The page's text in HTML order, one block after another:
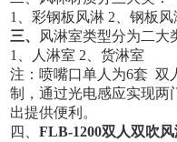
1、彩钢板风淋 2、钢板
三、
风淋室类型分为二大
1、人淋室 2、货淋室
注：喷嘴口单人为6套 双
制，通过光电感应实现两
出提供便利。
四、FLB-1200双人双吹